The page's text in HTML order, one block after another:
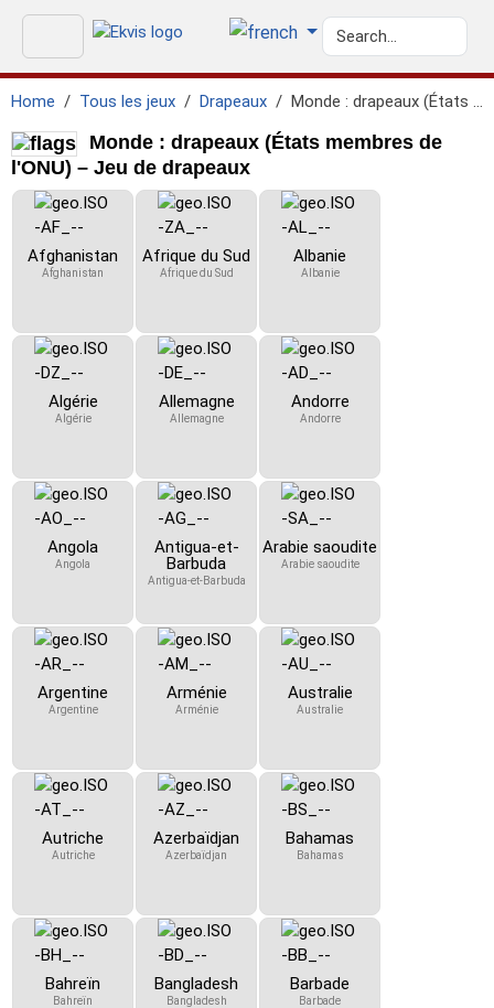
Home Tous les jeux Drapeaux Monde : drapeaux (États membres de l'ONU)
Monde : drapeaux (États membres de
l'ONU) – Jeu de drapeaux
Afghanistan
Afghanistan
Afrique du Sud
Afrique du Sud
Albanie
Albanie
Algérie
Algérie
Allemagne
Allemagne
Andorre
Andorre
Angola
Angola
Antigua-et-
Barbuda
Antigua-et-Barbuda
Arabie saoudite
Arabie saoudite
Argentine
Argentine
Arménie
Arménie
Australie
Australie
Autriche
Autriche
Azerbaïdjan
Azerbaïdjan
Bahamas
Bahamas
Bahreïn
Bahreïn
Bangladesh
Bangladesh
Barbade
Barbade